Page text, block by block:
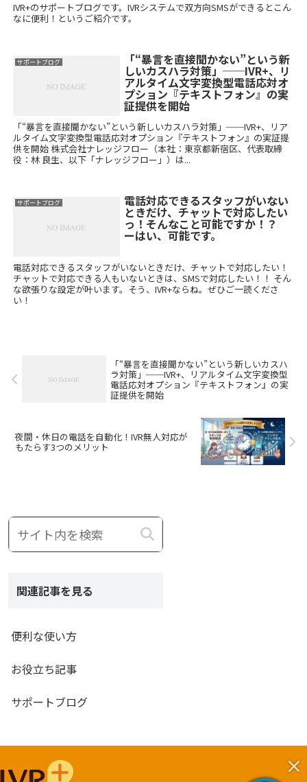
IVR+のサポートブログです。IVRシステムで双方向SMSができるとこん
なに便利！というご紹介です。
サポートブログ 「“暴言を直接聞かない”という新
しいカスハラ対策」──IVR+、リ
アルタイム文字変換型電話応対オ
プション『テキストフォン』の実
証提供を開始
「“暴言を直接聞かない”という新しいカスハラ対策」──IVR+、リア
ルタイム文字変換型電話応対オプション『テキストフォン』の実証提
供を開始 株式会社ナレッジフロー（本社：東京都新宿区、代表取締
役：林 良生、以下「ナレッジフロー」）は...
サポートブログ 電話対応できるスタッフがいない
ときだけ、チャットで対応したい
っ！そんなこと可能ですか！？
ーはい、可能です。
電話対応できるスタッフがいないときだけ、チャットで対応したい！
チャットで対応できる人もいないときは、SMSで対応したい！！ そん
な欲張りな設定が叶います。そう、IVR+ならね。ぜひご一読くださ
い！
「“暴言を直接聞かない”という新しいカスハ
ラ対策」──IVR+、リアルタイム文字変換型
電話応対オプション『テキストフォン』の実
証提供を開始
夜間・休日の電話を自動化！IVR無人対応が
もたらす3つのメリット
関連記事を見る
便利な使い方
お役立ち記事
サポートブログ
×